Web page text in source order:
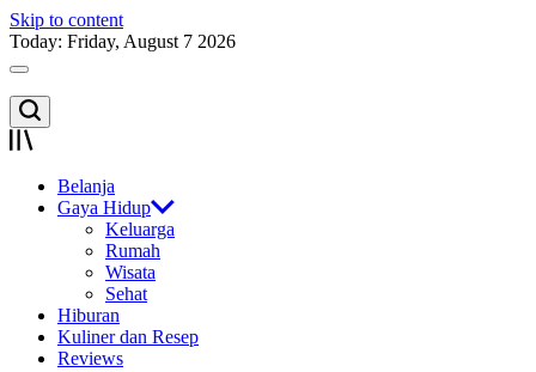
Skip to content
Today: Friday, August 7 2026
Belanja
Gaya Hidup
Keluarga
Rumah
Wisata
Sehat
Hiburan
Kuliner dan Resep
Reviews